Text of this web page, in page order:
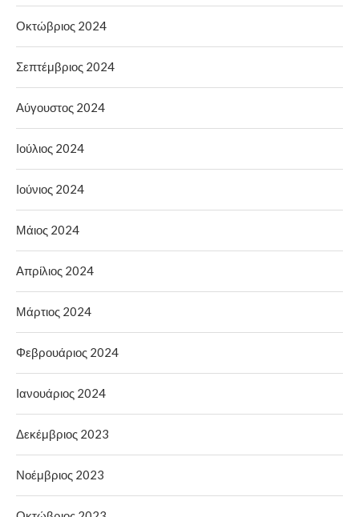
Οκτώβριος 2024
Σεπτέμβριος 2024
Αύγουστος 2024
Ιούλιος 2024
Ιούνιος 2024
Μάιος 2024
Απρίλιος 2024
Μάρτιος 2024
Φεβρουάριος 2024
Ιανουάριος 2024
Δεκέμβριος 2023
Νοέμβριος 2023